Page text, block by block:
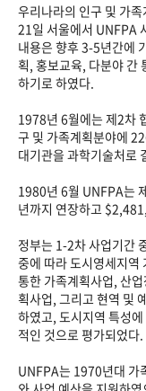
우리나라의 인구 및 가
21일 서울에서 UNFPA
내용은 향후 3-5년간에
획, 홍보교육, 다분야 간
하기로 하였다.
1978년 6월에는 제2차
구 및 가족계획분야에
대기관을 과학기술처로
1980년 6월 UNFPA는
년까지 연장하고
정부는 1-2차 사업기간
중에 따라 도시영세지역
통한 가족계획사업, 산
획사업, 그리고 현역 및
하였고, 도시지역 특성
적인 것으로 평가되었다.
UNFPA는 1970년대 가